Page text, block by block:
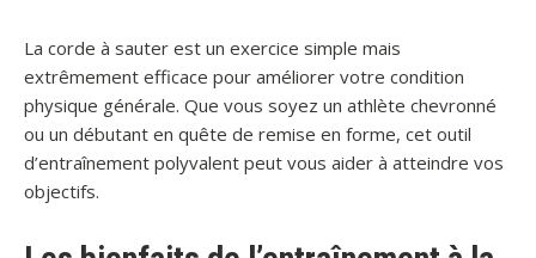
La corde à sauter est un exercice simple mais
extrêmement efficace pour améliorer votre condition
physique générale. Que vous soyez un athlète chevronné
ou un débutant en quête de remise en forme, cet outil
d’entraînement polyvalent peut vous aider à atteindre vos
objectifs.